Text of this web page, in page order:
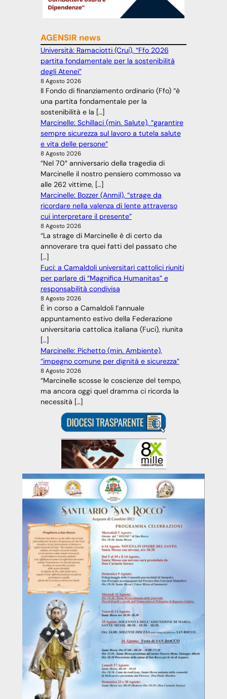
AGENSIR news
Università: Ramaciotti (Crui), “Ffo 2026
partita fondamentale per la sostenibilità
degli Atenei”
8 Agosto 2026
Il Fondo di finanziamento ordinario (Ffo) “è
una partita fondamentale per la
sostenibilità e la […]
Marcinelle: Schillaci (min. Salute), “garantire
sempre sicurezza sul lavoro a tutela salute
e vita delle persone”
8 Agosto 2026
“Nel 70° anniversario della tragedia di
Marcinelle il nostro pensiero commosso va
alle 262 vittime, […]
Marcinelle: Bozzer (Anmil), “strage da
ricordare nella valenza di lente attraverso
cui interpretare il presente”
8 Agosto 2026
“La strage di Marcinelle è di certo da
annoverare tra quei fatti del passato che
[…]
Fuci: a Camaldoli universitari cattolici riuniti
per parlare di “Magnifica Humanitas” e
responsabilità condivisa
8 Agosto 2026
È in corso a Camaldoli l’annuale
appuntamento estivo della Federazione
universitaria cattolica italiana (Fuci), riunita
[…]
Marcinelle: Pichetto (min. Ambiente),
“impegno comune per dignità e sicurezza”
8 Agosto 2026
“Marcinelle scosse le coscienze del tempo,
ma ancora oggi quel dramma ci ricorda la
necessità […]